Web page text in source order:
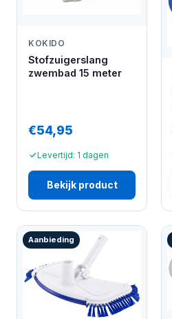
KOKIDO
Stofzuigerslang
zwembad 15 meter
€54,95
Levertijd: 1 dagen
Bekijk product
Aanbieding